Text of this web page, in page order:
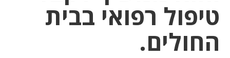
טיפול רפואי בבית
החולים.